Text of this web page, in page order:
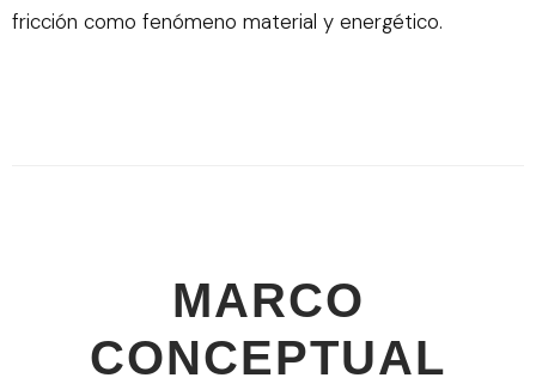
fricción como fenómeno material y energético.
MARCO
CONCEPTUAL